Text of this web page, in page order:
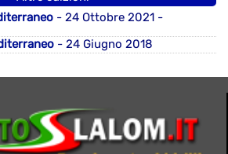
- 24 Ottobre 2021 -
- 24 Giugno 2018